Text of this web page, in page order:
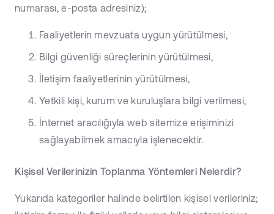
numarası, e-posta adresiniz);
Faaliyetlerin mevzuata uygun yürütülmesi,
Bilgi güvenliği süreçlerinin yürütülmesi,
İletişim faaliyetlerinin yürütülmesi,
Yetkili kişi, kurum ve kuruluşlara bilgi verilmesi,
İnternet aracılığıyla web sitemize erişiminizi
sağlayabilmek amacıyla işlenecektir.
Kişisel Verilerinizin Toplanma Yöntemleri Nelerdir?
Yukarıda kategoriler halinde belirtilen kişisel verileriniz;